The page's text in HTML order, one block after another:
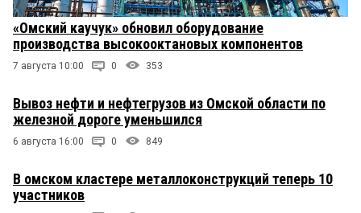
«Омский каучук» обновил оборудование
производства высокооктановых компонентов
7 августа 10:00 0 353
Вывоз нефти и нефтегрузов из Омской области по
железной дороге уменьшился
6 августа 16:00 0 849
В омском кластере металлоконструкций теперь 10
участников